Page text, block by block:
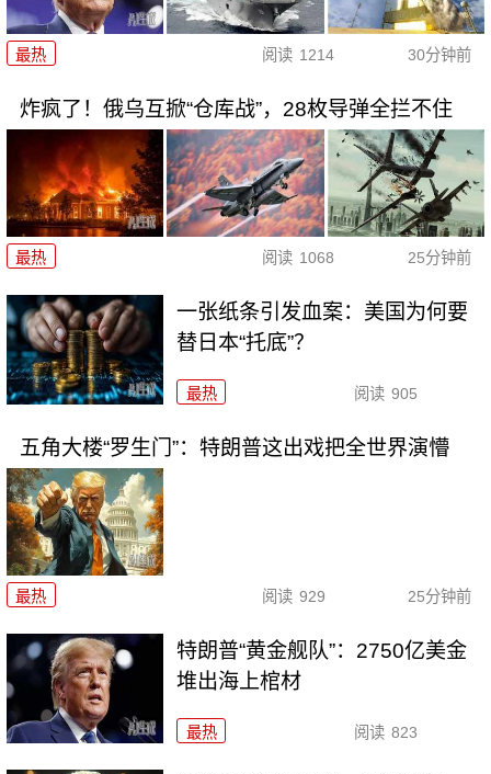
最热 阅读 1214 30分钟前
炸疯了！俄乌互掀“仓库战”，28枚导弹全拦不住
最热 阅读 1068 25分钟前
一张纸条引发血案：美国为何要
替日本“托底”？
最热 阅读 905
五角大楼“罗生门”：特朗普这出戏把全世界演懵
最热 阅读 929 25分钟前
特朗普“黄金舰队”：2750亿美金
堆出海上棺材
最热 阅读 823